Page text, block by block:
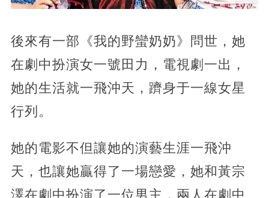
後來有一部《我的野蠻奶奶》問世，她
在劇中扮演女一號田力，電視劇一出，
她的生活就一飛沖天，躋身于一線女星
行列。
她的電影不但讓她的演藝生涯一飛沖
天，也讓她贏得了一場戀愛，她和黃宗
澤在劇中扮演了一位男主，兩人在劇中